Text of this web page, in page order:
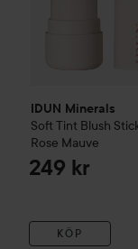
IDUN Minerals
Soft Tint Blush
Rose Mauve
249 kr
KÖP